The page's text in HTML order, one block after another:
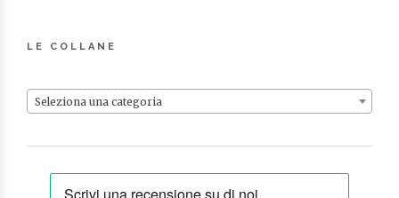
LE COLLANE
Seleziona una categoria